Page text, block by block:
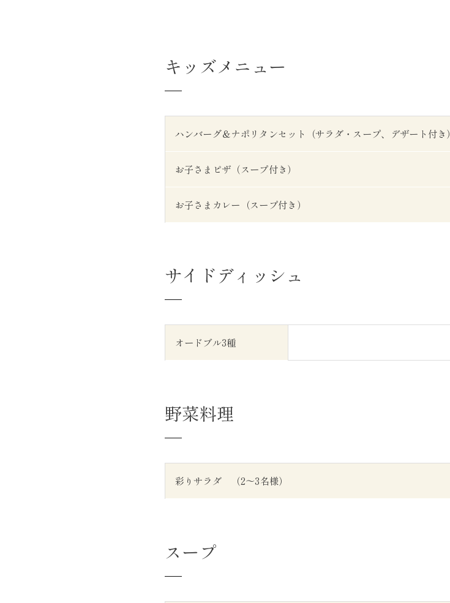
キッズメニュー
ハンバーグ＆ナポリタンセット（サラダ・スープ、デザート付き）
お子さまピザ（スープ付き）
お子さまカレー（スープ付き）
サイドディッシュ
オードブル3種
野菜料理
彩りサラダ （2～3名様）
スープ